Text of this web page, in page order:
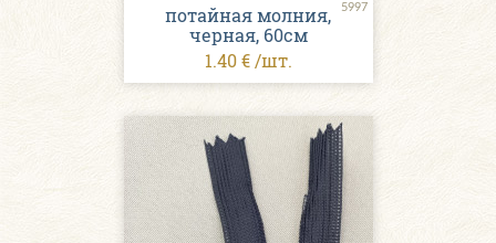
5997
потайная молния,
черная, 60см
1.40 € /шт.